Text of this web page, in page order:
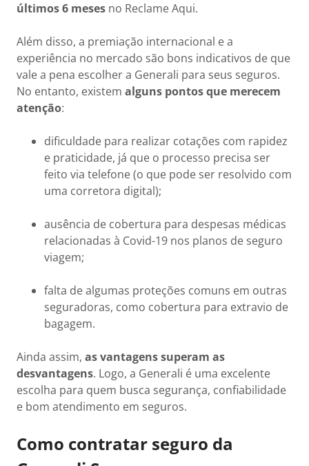
últimos 6 meses no Reclame Aqui.
Além disso, a premiação internacional e a
experiência no mercado são bons indicativos de que
vale a pena escolher a Generali para seus seguros.
No entanto, existem alguns pontos que merecem
atenção:
dificuldade para realizar cotações com rapidez
e praticidade, já que o processo precisa ser
feito via telefone (o que pode ser resolvido com
uma corretora digital);
ausência de cobertura para despesas médicas
relacionadas à Covid-19 nos planos de seguro
viagem;
falta de algumas proteções comuns em outras
seguradoras, como cobertura para extravio de
bagagem.
Ainda assim, as vantagens superam as
desvantagens. Logo, a Generali é uma excelente
escolha para quem busca segurança, confiabilidade
e bom atendimento em seguros.
Como contratar seguro da